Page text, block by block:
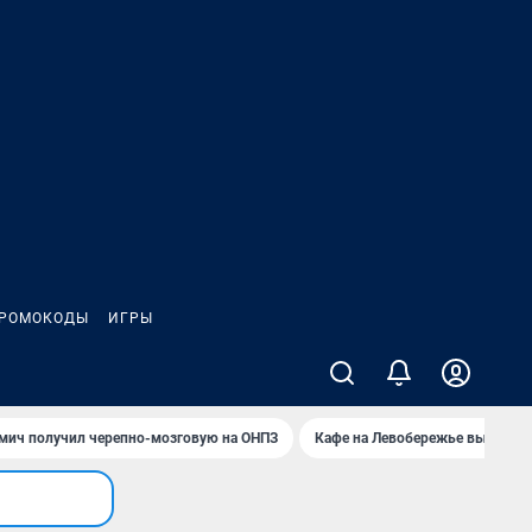
ИГРЫ
получил черепно-мозговую на ОНПЗ Кафе на Левобережье